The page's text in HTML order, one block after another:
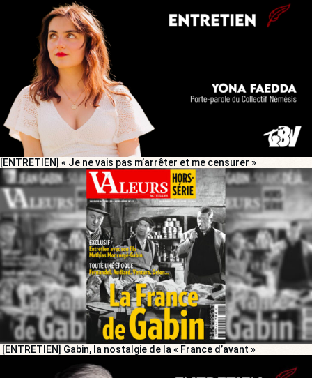
[ENTRETIEN] « Je ne vais pas m’arrêter et me censurer »
[ENTRETIEN] Gabin, la nostalgie de la « France d’avant »